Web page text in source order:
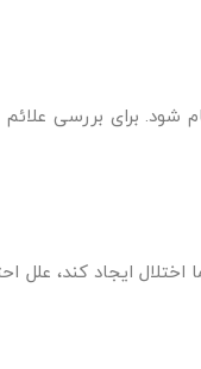
برای بررسی علائم و
ایجاد کند، علل